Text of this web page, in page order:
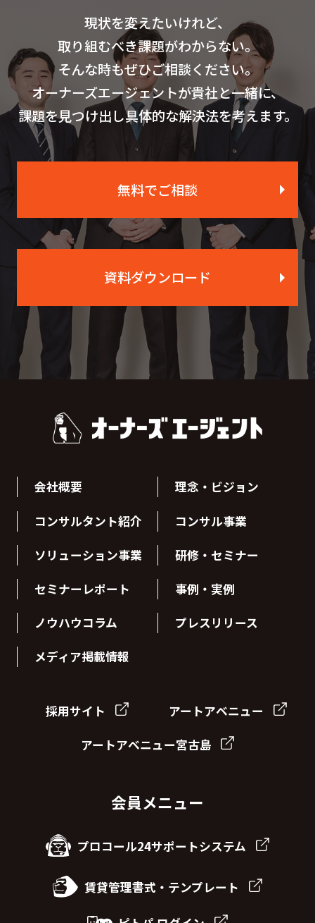
現状を変えたいけれど、
取り組むべき課題がわからない。
そんな時もぜひご相談ください。
オーナーズエージェントが貴社と一緒に、
課題を見つけ出し具体的な解決法を考えます。
無料でご相談
資料ダウンロード
会社概要 理念・ビジョン
コンサルタント紹介 コンサル事業
ソリューション事業 研修・セミナー
セミナーレポート 事例・実例
ノウハウコラム プレスリリース
メディア掲載情報
採用サイト アートアベニュー
アートアベニュー宮古島
会員メニュー
プロコール24サポートシステム
賃貸管理書式・テンプレート